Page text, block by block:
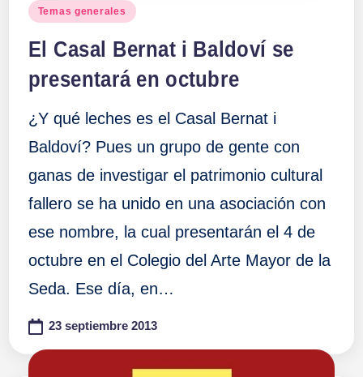
Publicado
Temas generales
El Casal Bernat i Baldoví se
presentará en octubre
¿Y qué leches es el Casal Bernat i
Baldoví? Pues un grupo de gente con
ganas de investigar el patrimonio cultural
fallero se ha unido en una asociación con
ese nombre, la cual presentarán el 4 de
octubre en el Colegio del Arte Mayor de la
Seda. Ese día, en…
23 septiembre 2013